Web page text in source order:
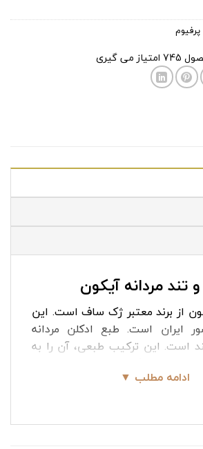
745 امتیاز می گیری
تند مردانه آیکون
از برند معتبر ژک ساف است. این
ایران است. طبع ادکلن مردانه
است. این ترکیب طبعی، آن را به
مردانه آیکون برخلاف بسیاری از
ادامه مطلب ▼